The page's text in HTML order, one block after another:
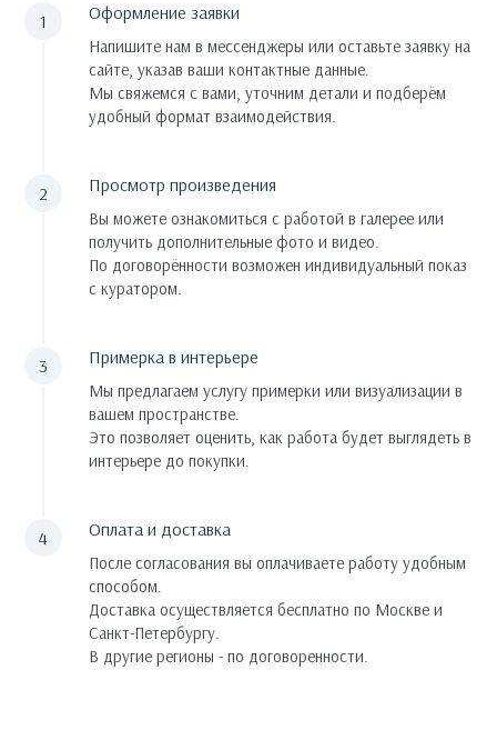
Оформление заявки
Напишите нам в мессенджеры или оставьте заявку на
сайте, указав ваши контактные данные.
Мы свяжемся с вами, уточним детали и подберём
удобный формат взаимодействия.
Просмотр произведения
Вы можете ознакомиться с работой в галерее или
получить дополнительные фото и видео.
По договорённости возможен индивидуальный показ
с куратором.
Примерка в интерьере
Мы предлагаем услугу примерки или визуализации в
вашем пространстве.
Это позволяет оценить, как работа будет выглядеть в
интерьере до покупки.
Оплата и доставка
После согласования вы оплачиваете работу удобным
способом.
Доставка осуществляется бесплатно по Москве и
Санкт-Петербургу.
В другие регионы - по договоренности.